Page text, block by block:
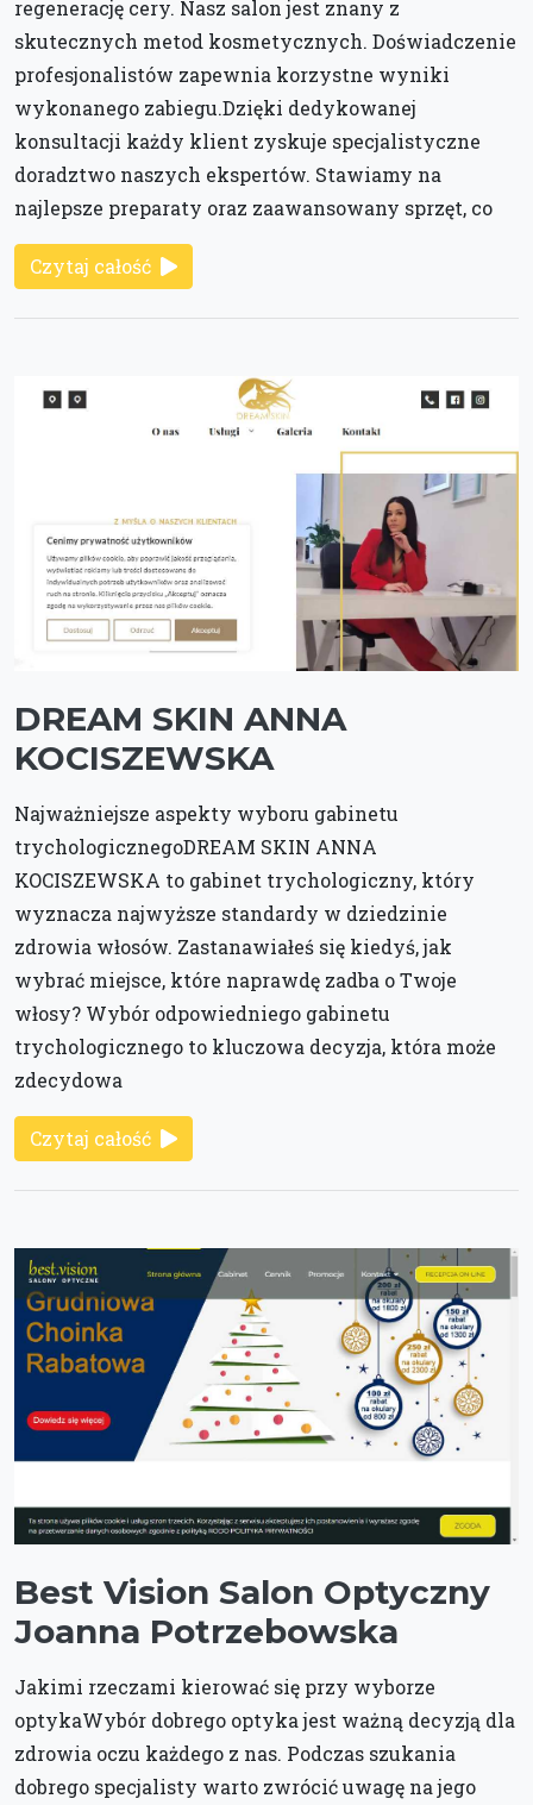
regenerację cery. Nasz salon jest znany z
skutecznych metod kosmetycznych. Doświadczenie
profesjonalistów zapewnia korzystne wyniki
wykonanego zabiegu.Dzięki dedykowanej
konsultacji każdy klient zyskuje specjalistyczne
doradztwo naszych ekspertów. Stawiamy na
najlepsze preparaty oraz zaawansowany sprzęt, co
Czytaj całość
DREAM SKIN ANNA
KOCISZEWSKA
Najważniejsze aspekty wyboru gabinetu
trychologicznegoDREAM SKIN ANNA
KOCISZEWSKA to gabinet trychologiczny, który
wyznacza najwyższe standardy w dziedzinie
zdrowia włosów. Zastanawiałeś się kiedyś, jak
wybrać miejsce, które naprawdę zadba o Twoje
włosy? Wybór odpowiedniego gabinetu
trychologicznego to kluczowa decyzja, która może
zdecydowa
Czytaj całość
Best Vision Salon Optyczny
Joanna Potrzebowska
Jakimi rzeczami kierować się przy wyborze
optykaWybór dobrego optyka jest ważną decyzją dla
zdrowia oczu każdego z nas. Podczas szukania
dobrego specjalisty warto zwrócić uwagę na jego